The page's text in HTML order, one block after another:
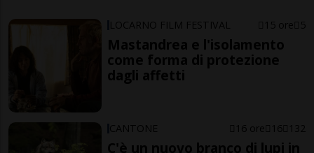
LOCARNO FILM FESTIVAL 15 ore 5
Mastandrea e l'isolamento
come forma di protezione
dagli affetti
CANTONE 16 ore 16 132
C'è un nuovo branco di lupi in